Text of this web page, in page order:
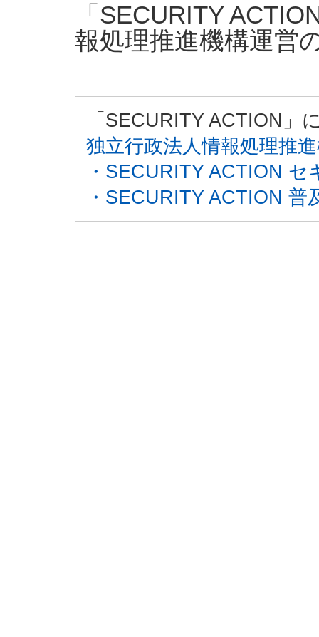
「SECURITY
報処理推進機構運営
「SECURITY ACTION」
独立行政法人情報処理推
・SECURITY ACTION
・SECURITY ACTION